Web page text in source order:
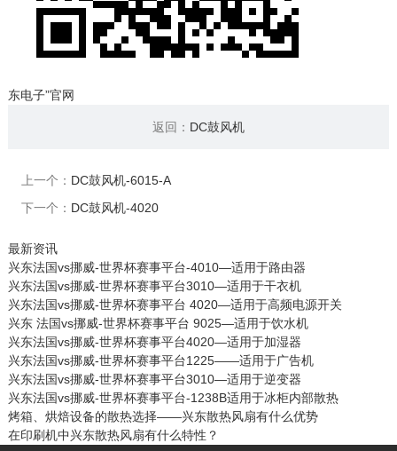
东电子”官网
返回： DC鼓风机
上一个： DC鼓风机-6015-A
下一个： DC鼓风机-4020
最新资讯
兴东法国vs挪威-世界杯赛事平台-4010—适用于路由器
兴东法国vs挪威-世界杯赛事平台3010—适用于干衣机
兴东法国vs挪威-世界杯赛事平台 4020—适用于高频电源开关
兴东 法国vs挪威-世界杯赛事平台 9025—适用于饮水机
兴东法国vs挪威-世界杯赛事平台4020—适用于加湿器
兴东法国vs挪威-世界杯赛事平台1225——适用于广告机
兴东法国vs挪威-世界杯赛事平台3010—适用于逆变器
兴东法国vs挪威-世界杯赛事平台-1238B适用于冰柜内部散热
烤箱、烘焙设备的散热选择——兴东散热风扇有什么优势
在印刷机中兴东散热风扇有什么特性？